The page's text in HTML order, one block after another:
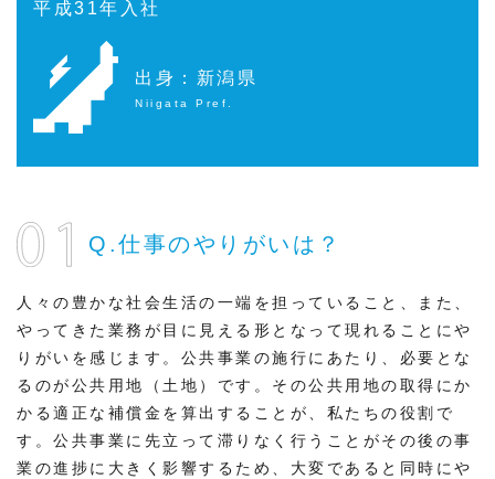
平成31年入社
出身：新潟県
Niigata Pref.
Q.仕事のやりがいは？
人々の豊かな社会生活の一端を担っていること、また、
やってきた業務が目に見える形となって現れることにや
りがいを感じます。公共事業の施行にあたり、必要とな
るのが公共用地（土地）です。その公共用地の取得にか
かる適正な補償金を算出することが、私たちの役割で
す。公共事業に先立って滞りなく行うことがその後の事
業の進捗に大きく影響するため、大変であると同時にや